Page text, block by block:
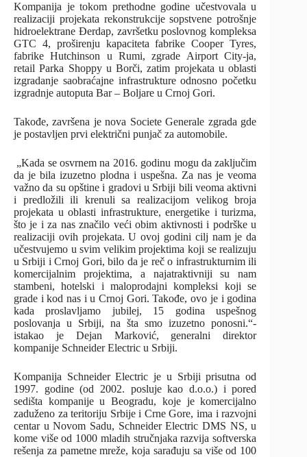
Kompanija je tokom prethodne godine učestvovala u
realizaciji projekata rekonstrukcije sopstvene potrošnje
hidroelektrane Đerdap, završetku poslovnog kompleksa
GTC 4, proširenju kapaciteta fabrike Cooper Tyres,
fabrike Hutchinson u Rumi, zgrade Airport City-ja,
retail Parka Shoppy u Borči, zatim projekata u oblasti
izgradanje saobraćajne infrastrukture odnosno početku
izgradnje autoputa Bar – Boljare u Crnoj Gori.
Takođe, završena je nova Societe Generale zgrada gde
je postavljen prvi električni punjač za automobile.
„Kada se osvrnem na 2016. godinu mogu da zaključim
da je bila izuzetno plodna i uspešna. Za nas je veoma
važno da su opštine i gradovi u Srbiji bili veoma aktivni
i predložili ili krenuli sa realizacijom velikog broja
projekata u oblasti infrastrukture, energetike i turizma,
što je i za nas značilo veći obim aktivnosti i podrške u
realizaciji ovih projekata. U ovoj godini cilj nam je da
učestvujemo u svim velikim projektima koji se realizuju
u Srbiji i Crnoj Gori, bilo da je reč o infrastrukturnim ili
komercijalnim projektima, a najatraktivniji su nam
stambeni, hotelski i maloprodajni kompleksi koji se
grade i kod nas i u Crnoj Gori. Takođe, ovo je i godina
kada proslavljamo jubilej, 15 godina uspešnog
poslovanja u Srbiji, na šta smo izuzetno ponosni.“-
istakao je Dejan Marković, generalni direktor
kompanije Schneider Electric u Srbiji.
Kompanija Schneider Electric je u Srbiji prisutna od
1997. godine (od 2002. posluje kao d.o.o.) i pored
sedišta kompanije u Beogradu, koje je komercijalno
zaduženo za teritoriju Srbije i Crne Gore, ima i razvojni
centar u Novom Sadu, Schneider Electric DMS NS, u
kome više od 1000 mladih stručnjaka razvija softverska
rešenja za pametne mreže, koja sarađuju sa više od 100